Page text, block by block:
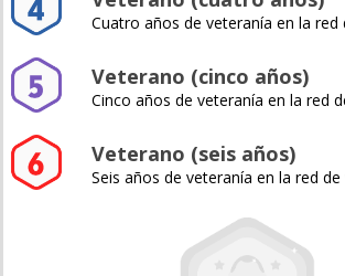
Cuatro años de veteranía en la red
Veterano (cinco años)
Cinco años de veteranía en la red
Veterano (seis años)
Seis años de veteranía en la red de